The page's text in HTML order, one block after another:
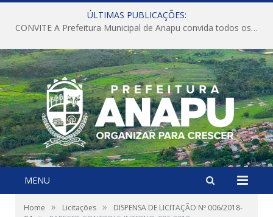
ÚLTIMAS PUBLICAÇÕES:
CONVITE A Prefeitura Municipal de Anapu convida todos os servidores públicos municipais para participarem da Audiência Pública de discussão da Lei de Diretrizes Orçamentárias (LDO), importante instrumento de planejamento das ações e investimentos da Administração Pública para o próximo exercício financeiro.
MENU
Home » Licitações »
DISPENSA DE LICITAÇÃO Nº 006/2018-